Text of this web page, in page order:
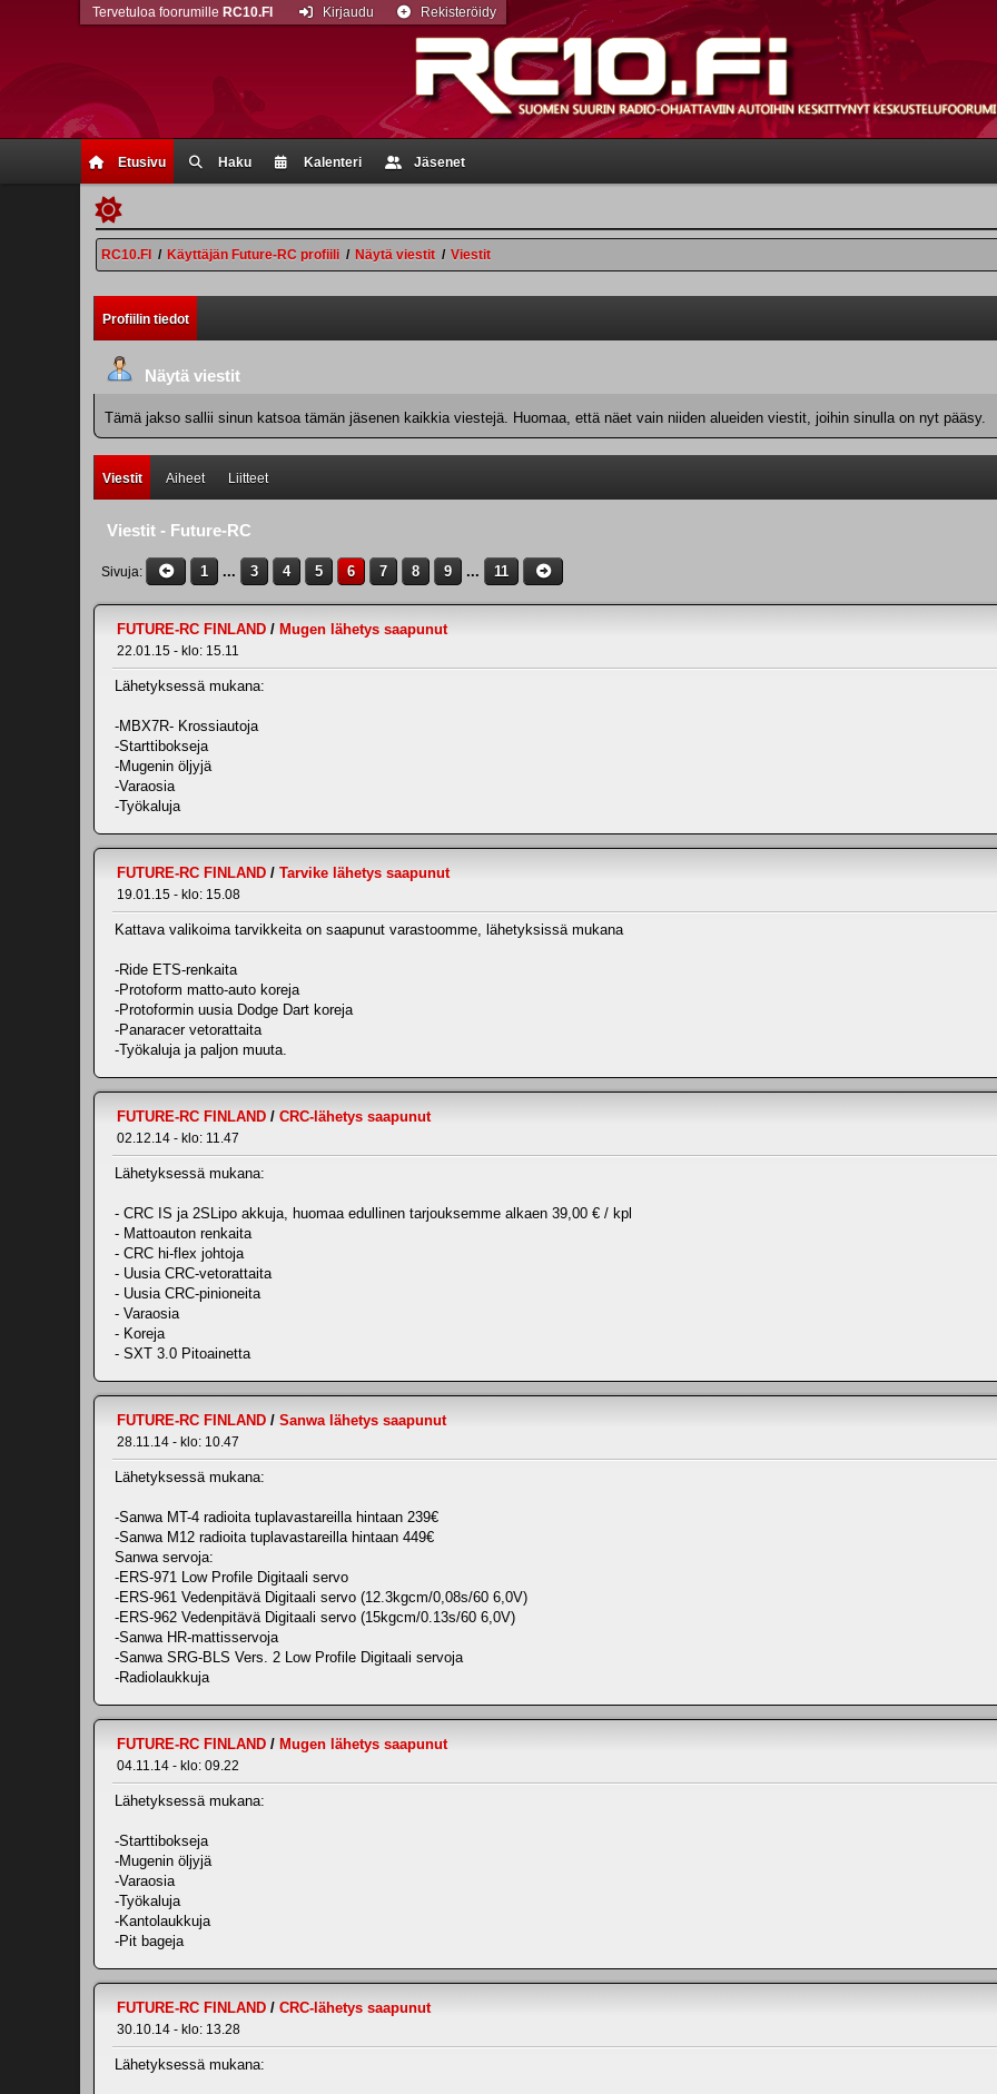
Etusivu Haku Kalenteri Jäsenet
Tervetuloa foorumille RC10.FI Kirjaudu Rekisteröidy
RC10.FI / Käyttäjän Future-RC profiili / Näytä viestit / Viestit
Profiilin tiedot
Näytä viestit
Tämä jakso sallii sinun katsoa tämän jäsenen kaikkia viestejä. Huomaa, että näet vain niiden alueiden viestit, joihin sinulla on nyt pääsy.
Viestit Aiheet Liitteet
Viestit - Future-RC
Sivuja 1 ... 3 4 5 6 7 8 9 ... 11
FUTURE-RC FINLAND / Mugen lähetys saapunut
22.01.15 - klo: 15.11
Lähetyksessä mukana:
-MBX7R- Krossiautoja
-Starttibokseja
-Mugenin öljyjä
-Varaosia
-Työkaluja
FUTURE-RC FINLAND / Tarvike lähetys saapunut
19.01.15 - klo: 15.08
Kattava valikoima tarvikkeita on saapunut varastoomme, lähetyksissä mukana
-Ride ETS-renkaita
-Protoform matto-auto koreja
-Protoformin uusia Dodge Dart koreja
-Panaracer vetorattaita
-Työkaluja ja paljon muuta.
FUTURE-RC FINLAND / CRC-lähetys saapunut
02.12.14 - klo: 11.47
Lähetyksessä mukana:
- CRC IS ja 2SLipo akkuja, huomaa edullinen tarjouksemme alkaen 39,00 € / kpl
- Mattoauton renkaita
- CRC hi-flex johtoja
- Uusia CRC-vetorattaita
- Uusia CRC-pinioneita
- Varaosia
- Koreja
- SXT 3.0 Pitoainetta
FUTURE-RC FINLAND / Sanwa lähetys saapunut
28.11.14 - klo: 10.47
Lähetyksessä mukana:
-Sanwa MT-4 radioita tuplavastareilla hintaan 239€
-Sanwa M12 radioita tuplavastareilla hintaan 449€
Sanwa servoja:
-ERS-971 Low Profile Digitaali servo
-ERS-961 Vedenpitävä Digitaali servo (12.3kgcm/0,08s/60 6,0V)
-ERS-962 Vedenpitävä Digitaali servo (15kgcm/0.13s/60 6,0V)
-Sanwa HR-mattisservoja
-Sanwa SRG-BLS Vers. 2 Low Profile Digitaali servoja
-Radiolaukkuja
FUTURE-RC FINLAND / Mugen lähetys saapunut
04.11.14 - klo: 09.22
Lähetyksessä mukana:
-Starttibokseja
-Mugenin öljyjä
-Varaosia
-Työkaluja
-Kantolaukkuja
-Pit bageja
FUTURE-RC FINLAND / CRC-lähetys saapunut
30.10.14 - klo: 13.28
Lähetyksessä mukana: